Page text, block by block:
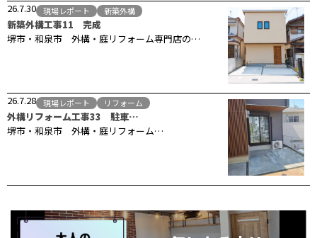
26.7.30 現場レポート 新築外構
新築外構工事11 完成
堺市・和泉市 外構・庭リフォーム専門店の…
26.7.28 現場レポート リフォーム
外構リフォーム工事33 駐車…
堺市・和泉市 外構・庭リフォーム…